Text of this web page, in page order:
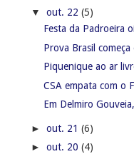
▼ out. 22 (5)
Festa da Padroeira
Prova Brasil
Piquenique ao ar
CSA empata com o
Em Delmiro
► out. 21 (6)
► out. 20 (4)